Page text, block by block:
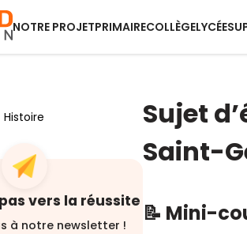
NOTRE PROJETPRIMAIRECOLLÈGELYCÉE
Histoire
vers la réussite
à notre newsletter !
Sujet
Saint-
📝 Mini-